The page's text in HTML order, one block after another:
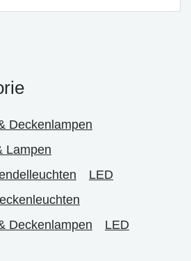
Deckenlampen
Lampen
LED
Deckenlampen
LED